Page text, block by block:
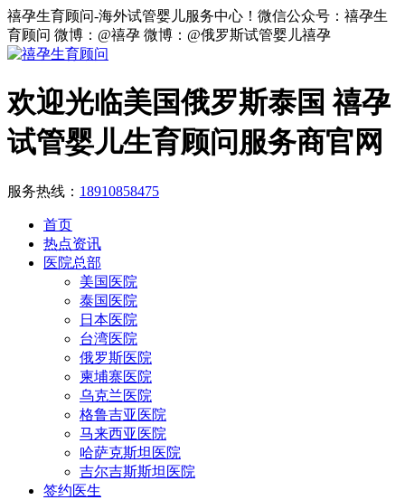
禧孕生育顾问-海外试管婴儿服务中心！微信公众号：禧孕生
育顾问 微博：@禧孕 微博：@俄罗斯试管婴儿禧孕
欢迎光临美国俄罗斯泰国 禧孕
试管婴儿生育顾问服务商官网
服务热线： 18910858475
首页
热点资讯
医院总部
美国医院
泰国医院
日本医院
台湾医院
俄罗斯医院
柬埔寨医院
乌克兰医院
格鲁吉亚医院
马来西亚医院
哈萨克斯坦医院
吉尔吉斯斯坦医院
签约医生